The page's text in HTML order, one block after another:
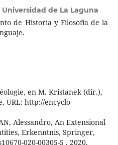
Universidad de La Laguna
de Historia y Filosofía de la
en M. Kristanek (dir.),
URL: http://encyclo-
Alessandro, An Extensional
Erkenntnis, Springer,
020-00305-5 , 2020.